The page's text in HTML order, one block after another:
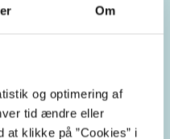
Om
og optimering af
tid ændre eller
klikke på ”Cookies” i
adfærd